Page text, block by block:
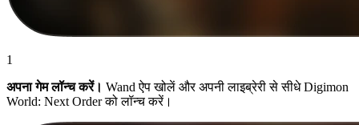
1
अपना गेम लॉन्च करें। Wand ऐप खोलें और अपनी लाइब्रेरी से सीधे Digimon
World: Next Order को लॉन्च करें।